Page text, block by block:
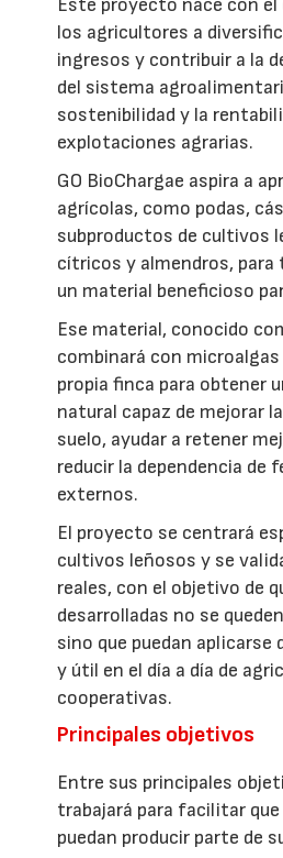
Este proyecto nace con
los agricultores a
ingresos y contribuir a la
del sistema
sostenibilidad y la
explotaciones agrarias.
GO BioChargae aspira a
agrícolas, como podas,
subproductos de cultivos
cítricos y almendros,
un material beneficioso
Ese material, conocido
combinará con microalgas
propia finca para obtener
natural capaz de mejorar
suelo, ayudar a retener
reducir la dependencia de
externos.
El proyecto se centrará
cultivos leñosos y se
reales, con el objetivo de
desarrolladas no se
sino que puedan aplicarse
y útil en el día a día de
cooperativas.
Principales objetivos
Entre sus principales
trabajará para facilitar
puedan producir parte de